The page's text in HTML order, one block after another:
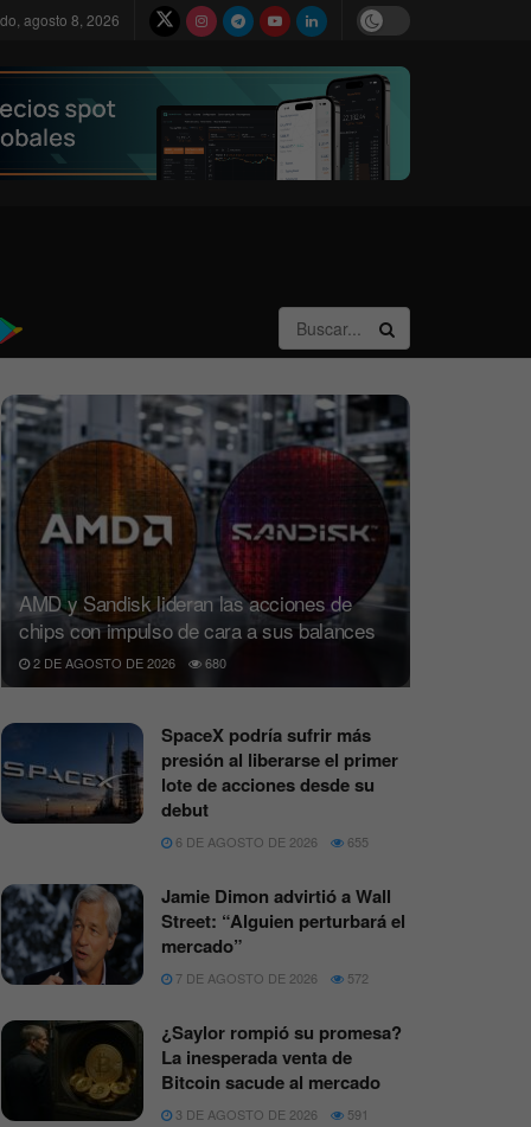
agosto 8, 2026
AMD y Sandisk lideran las acciones de
chips con impulso de cara a sus balances
2 DE AGOSTO DE 2026 680
SpaceX podría sufrir más
presión al liberarse el primer
lote de acciones desde su
debut
6 DE AGOSTO DE 2026 655
Jamie Dimon advirtió a Wall
Street: “Alguien perturbará el
mercado”
7 DE AGOSTO DE 2026 572
¿Saylor rompió su promesa?
La inesperada venta de
Bitcoin sacude al mercado
3 DE AGOSTO DE 2026 591